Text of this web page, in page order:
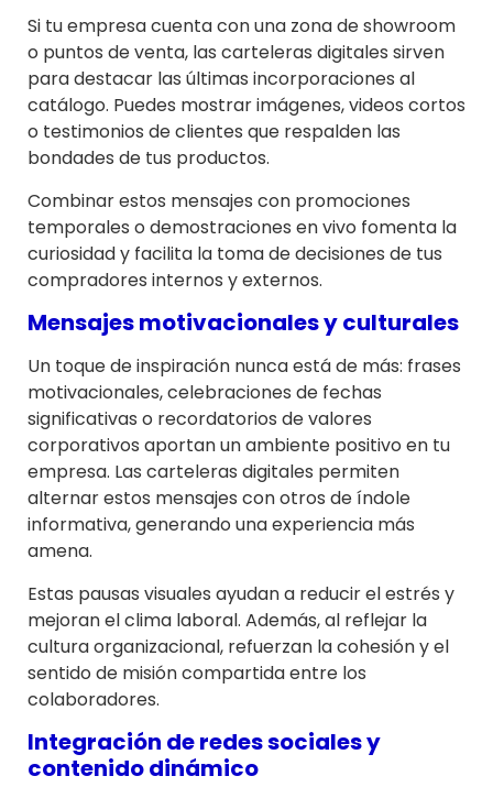
Si tu empresa cuenta con una zona de showroom
o puntos de venta, las carteleras digitales sirven
para destacar las últimas incorporaciones al
catálogo. Puedes mostrar imágenes, videos cortos
o testimonios de clientes que respalden las
bondades de tus productos.
Combinar estos mensajes con promociones
temporales o demostraciones en vivo fomenta la
curiosidad y facilita la toma de decisiones de tus
compradores internos y externos.
Mensajes motivacionales y culturales
Un toque de inspiración nunca está de más: frases
motivacionales, celebraciones de fechas
significativas o recordatorios de valores
corporativos aportan un ambiente positivo en tu
empresa. Las carteleras digitales permiten
alternar estos mensajes con otros de índole
informativa, generando una experiencia más
amena.
Estas pausas visuales ayudan a reducir el estrés y
mejoran el clima laboral. Además, al reflejar la
cultura organizacional, refuerzan la cohesión y el
sentido de misión compartida entre los
colaboradores.
Integración de redes sociales y
contenido dinámico